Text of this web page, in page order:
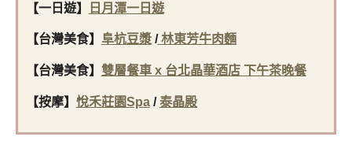
【一日遊】 日月潭一日遊
【台灣美食】 阜杭豆漿/林東芳牛肉麵
【台灣美食】 雙層餐車 x 台北晶華酒店 下午茶晚餐
【按摩】 悅禾莊園Spa/泰晶殿